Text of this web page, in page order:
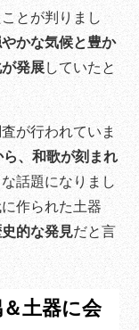
とが判りまし
かな気候と豊か
発展していたと
が行われていま
、和歌が刻まれ
話題になりまし
作られた土器
的な発見だと言
土器に会